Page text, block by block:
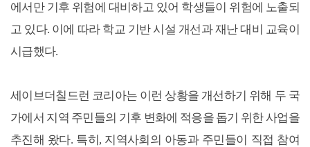
에서만 기후 위험에 대비하고 있어 학생들이 위험에 노출되
고 있다. 이에 따라 학교 기반 시설 개선과 재난 대비 교육이
시급했다.
세이브더칠드런 코리아는 이런 상황을 개선하기 위해 두 국
가에서 지역 주민들의 기후 변화에 적응을 돕기 위한 사업을
추진해 왔다. 특히, 지역사회의 아동과 주민들이 직접 참여